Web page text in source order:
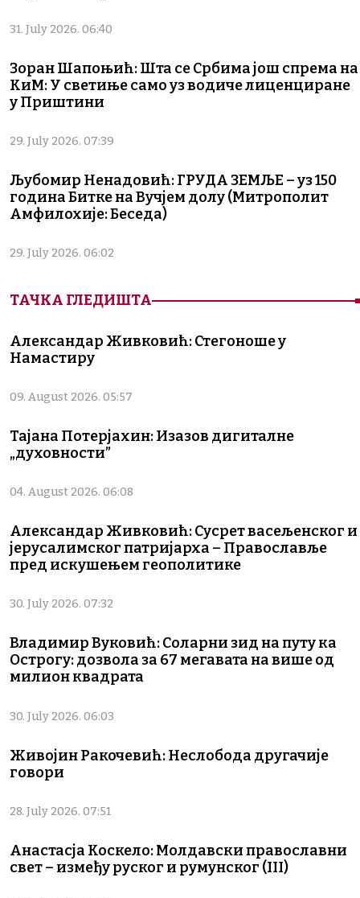
31. July 2026. 06:40
Зоран Шапоњић: Шта се Србима још спрема на
КиМ: У светиње само уз водиче лиценциране
у Приштини
29. July 2026. 07:39
Љубомир Ненадовић: ГРУДА ЗЕМЉЕ – уз 150
година Битке на Вучјем долу (Митрополит
Амфилохије: Беседа)
29. July 2026. 06:02
ТАЧКА ГЛЕДИШТА
Александар Живковић: Стегоноше у
Намастиру
09. August 2026. 05:57
Тајана Потерјахин: Изазов дигиталне
„духовности”
04. August 2026. 06:08
Александар Живковић: Сусрет васељенског и
јерусалимског патријарха – Православље
пред искушењем геополитике
30. July 2026. 07:32
Владимир Вуковић: Соларни зид на путу ка
Острогу: дозвола за 67 мегавата на више од
милион квадрата
30. July 2026. 06:03
Живојин Ракочевић: Неслобода другачије
говори
28. July 2026. 07:51
Анастасја Коскело: Молдавски православни
свет – између руског и румунског (III)